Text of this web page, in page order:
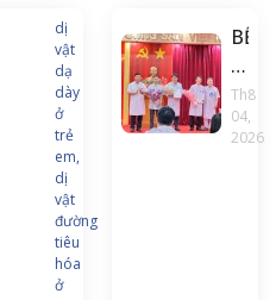
dị
vật
dạ
dày
ở
trẻ
em,
dị
vật
đường
tiêu
hóa
ở
VIỆN
ĐỚI
Th8
04,
2026